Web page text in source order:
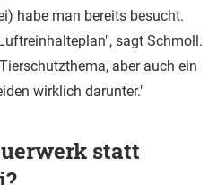
habe man bereits besucht.
sagt Schmoll.
aber auch ein
wirklich darunter."
statt